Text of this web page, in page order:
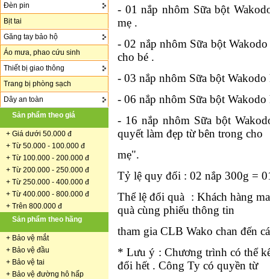
Đèn pin
Bịt tai
Găng tay bảo hộ
Áo mưa, phao cứu sinh
Thiết bị giao thông
Trang bị phòng sạch
Dây an toàn
Sản phẩm theo giá
+ Giá dưới 50.000 đ
+ Từ 50.000 - 100.000 đ
+ Từ 100.000 - 200.000 đ
+ Từ 200.000 - 250.000 đ
+ Từ 250.000 - 400.000 đ
+ Từ 400.000 - 800.000 đ
+ Trên 800.000 đ
Sản phẩm theo hãng
+ Bảo vệ mắt
+ Bảo vệ đầu
+ Bảo vệ tai
+ Bảo vệ đường hô hấp
- 01 nắp nhôm Sữa bột
mẹ .
- 02 nắp nhôm Sữa bột
cho bé .
- 03 nắp nhôm Sữa bột
- 06 nắp nhôm Sữa bột
- 16 nắp nhôm Sữa bột
quyết làm đẹp từ bên trong cho
mẹ".
Tỷ lệ quy đổi : 02 nắp 300g =
Thể lệ đổi quà : Khách hàng
quà cùng phiếu thông tin
tham gia CLB Wako chan đến
* Lưu ý : Chương trình có thể
đổi hết . Công Ty có quyền từ